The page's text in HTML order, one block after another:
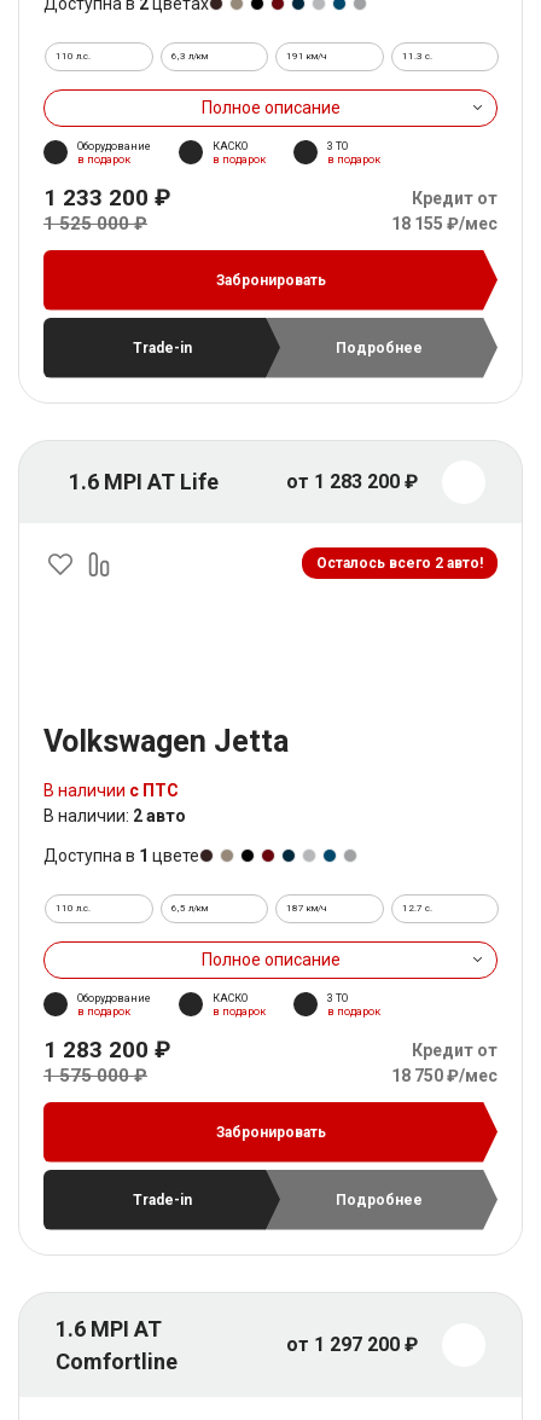
110 л.с. 6,3 л/км 191 км/ч 11.3 c.
Полное описание
Оборудование
в подарок
КАСКО
в подарок
3 ТО
в подарок
1 233 200 ₽
1 525 000 ₽
Кредит от
18 155 ₽/мес
Забронировать
Trade-in Подробнее
1.6 MPI AT Life от 1 283 200 ₽
Осталось всего 2 авто!
Volkswagen Jetta
В наличии с ПТС
В наличии: 2 авто
Доступна в 1 цвете
110 л.с. 6,5 л/км 187 км/ч 12.7 c.
Полное описание
Оборудование
в подарок
КАСКО
в подарок
3 ТО
в подарок
1 283 200 ₽
1 575 000 ₽
Кредит от
18 750 ₽/мес
Забронировать
Trade-in Подробнее
1.6 MPI AT
Comfortline
от 1 297 200 ₽